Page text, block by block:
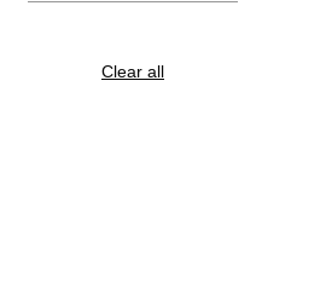
Clear all